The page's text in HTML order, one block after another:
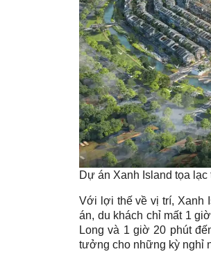
Dự án Xanh Island tọa
Với lợi thế về vị trí, Xanh
án, du khách chỉ mất 1
Long và 1 giờ 20 phút
tưởng cho những kỳ nghỉ